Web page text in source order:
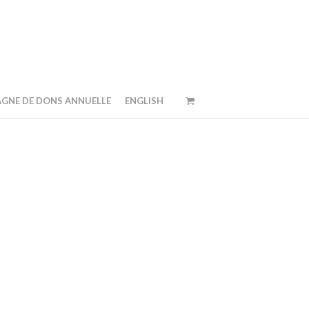
DE DONS ANNUELLE ENGLISH